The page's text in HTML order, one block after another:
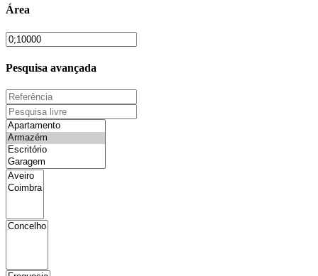
Área
Pesquisa avançada